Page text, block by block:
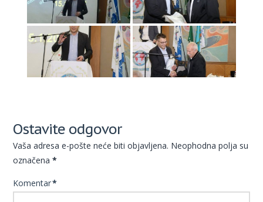
Ostavite odgovor
Vaša adresa e-pošte neće biti objavljena. Neophodna polja su
označena*
Komentar*